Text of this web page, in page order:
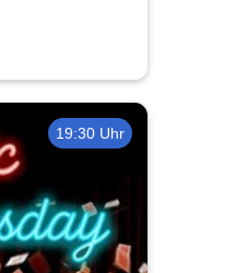
19:30 Uhr